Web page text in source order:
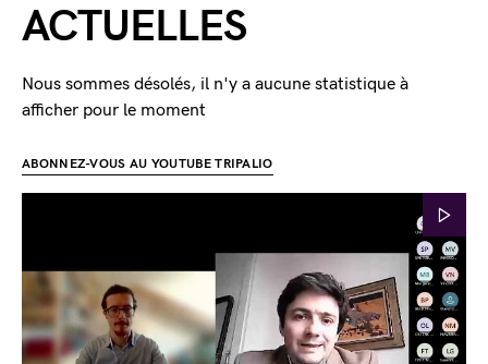
ACTUELLES
Nous sommes désolés, il n'y a aucune statistique à
afficher pour le moment
ABONNEZ-VOUS AU YOUTUBE TRIPALIO